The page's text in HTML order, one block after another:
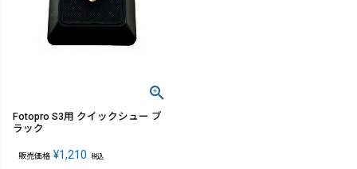
Fotopro S3用 クイックシュー ブ
ラック
販売価格 ¥1,210 税込